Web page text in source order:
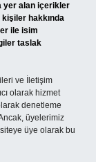
yer alan içerikler
hakkında
ile isim
taslak
ve İletişim
olarak hizmet
denetleme
üyelerimiz
üye olarak bu